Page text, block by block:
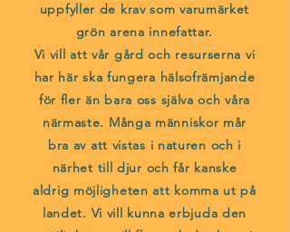
uppfyller de krav som varumärket
grön arena innefattar.
Vi vill att vår gård och resurserna vi
har här ska fungera hälsofrämjande
för fler än bara oss själva och våra
närmaste. Många människor mår
bra av att vistas i naturen och i
närhet till djur och får kanske
aldrig möjligheten att komma ut på
landet. Vi vill kunna erbjuda den